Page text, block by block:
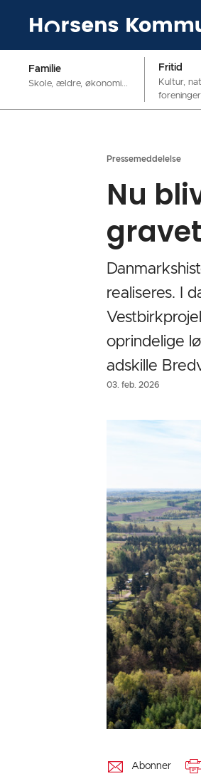
Familie
Skole, ældre, økonomi...
Fritid
Kultur,
Pressemeddelelse
Nu
realiseres. I
oprindelige
adskille
03. feb. 2026
Abonner